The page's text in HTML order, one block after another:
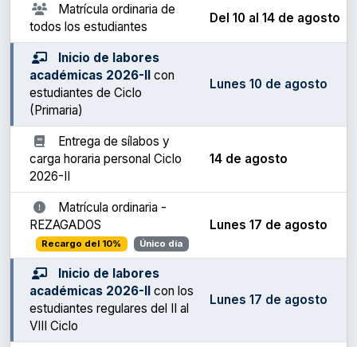
Matrícula ordinaria de
todos los estudiantes
Del 10 al 14 de agosto
Inicio de labores
académicas 2026-II con
estudiantes de Ciclo
(Primaria)
Lunes 10 de agosto
Entrega de sílabos y
carga horaria personal Ciclo
2026-II
14 de agosto
Matrícula ordinaria -
REZAGADOS
Recargo del 10% Único día
Lunes 17 de agosto
Inicio de labores
académicas 2026-II con los
estudiantes regulares del II al
VIII Ciclo
Lunes 17 de agosto